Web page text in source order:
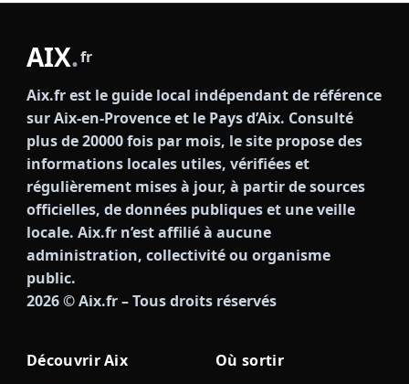
AIX.fr
Aix.fr est le guide local indépendant de référence
sur Aix-en-Provence et le Pays d’Aix. Consulté
plus de 20000 fois par mois, le site propose des
informations locales utiles, vérifiées et
régulièrement mises à jour, à partir de sources
officielles, de données publiques et une veille
locale. Aix.fr n’est affilié à aucune
administration, collectivité ou organisme
public.
2026© Aix.fr – Tous droits réservés
Découvrir Aix
Où sortir